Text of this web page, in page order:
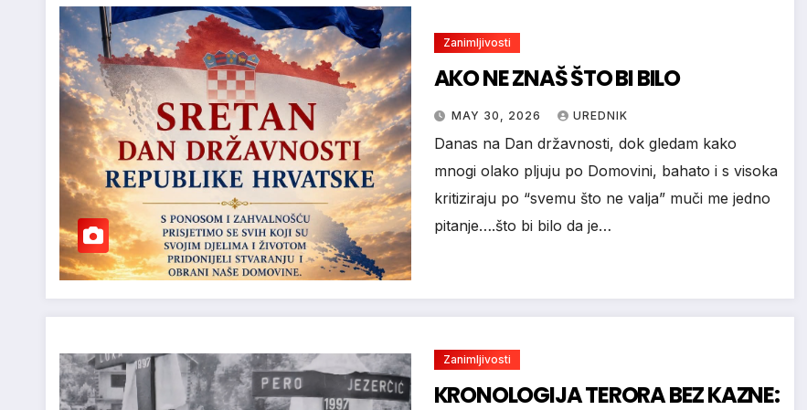
Zanimljivosti
AKO NE ZNAŠ ŠTO BI BILO
MAY 30, 2026 UREDNIK
Danas na Dan državnosti, dok gledam kako
mnogi olako pljuju po Domovini, bahato i s visoka
kritiziraju po “svemu što ne valja” muči me jedno
pitanje….što bi bilo da je…
Zanimljivosti
KRONOLOGIJA TERORA BEZ KAZNE: